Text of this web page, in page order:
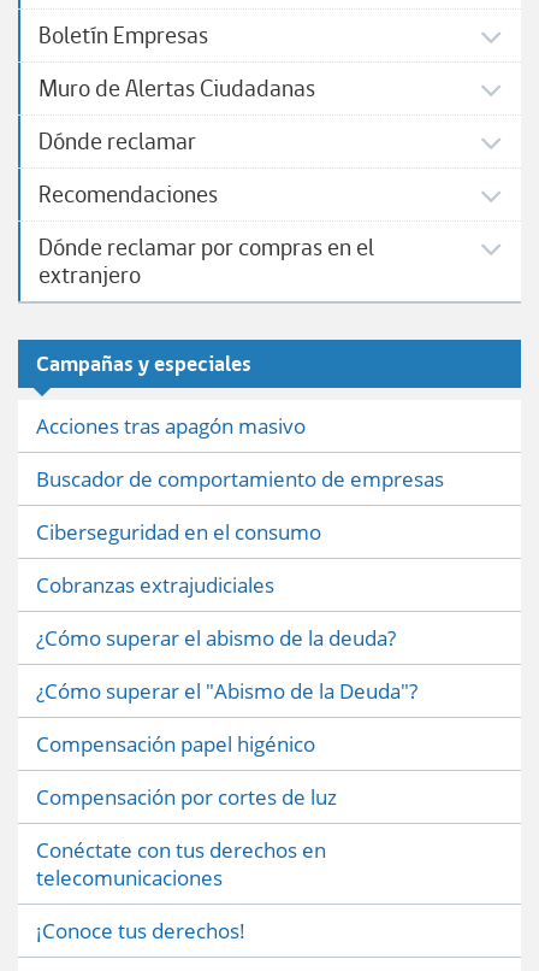
Boletín Empresas
Muro de Alertas Ciudadanas
Dónde reclamar
Recomendaciones
Dónde reclamar por compras en el
extranjero
Campañas y especiales
Acciones tras apagón masivo
Buscador de comportamiento de empresas
Ciberseguridad en el consumo
Cobranzas extrajudiciales
¿Cómo superar el abismo de la deuda?
¿Cómo superar el "Abismo de la Deuda"?
Compensación papel higénico
Compensación por cortes de luz
Conéctate con tus derechos en
telecomunicaciones
¡Conoce tus derechos!